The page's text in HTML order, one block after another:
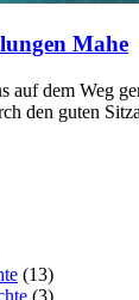
Mahe
auf dem Weg
den guten
(13)